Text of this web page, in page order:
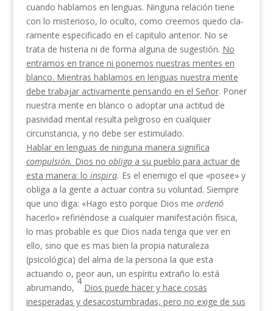
cuando hablamos en lenguas. Ninguna relación tiene
con lo misterioso, lo oculto, como creemos quedo cla­
ramente especificado en el capitulo anterior. No se
trata de histeria ni de forma alguna de sugestión. No
entramos en trance ni ponemos nuestras mentes en
blanco. Mientras hablamos en lenguas nuestra mente
debe trabajar activamente pensando en el Se­ñor. Poner
nuestra mente en blanco o adoptar una actitud de
pasividad mental resulta peligroso en cual­quier
circunstancia, y no debe ser estimulado.
Hablar en lenguas de ninguna manera significa
compulsión. Dios no obliga a su pueblo para actuar de
esta manera: lo inspira. Es el enemigo el que «posee» y
obliga a la gente a actuar contra su voluntad. Siem­pre
que uno diga: «Hago esto porque Dios me ordenó
hacerlo» refiriéndose a cualquier manifestación física,
lo mas probable es que Dios nada tenga que ver en
ello, sino que es mas bien la propia naturaleza
(psicológica) del alma de la persona la que esta
actuando o, peor aun, un espíritu extraño lo está
abrumando,
4
Dios puede hacer y hace cosas
inesperadas y desacostumbradas, pero no exige de sus